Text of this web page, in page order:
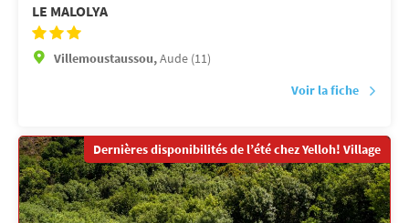
LE MALOLYA
Villemoustaussou,Aude (11)
Voir la fiche
Dernières disponibilités de l’été chez Yelloh! Village